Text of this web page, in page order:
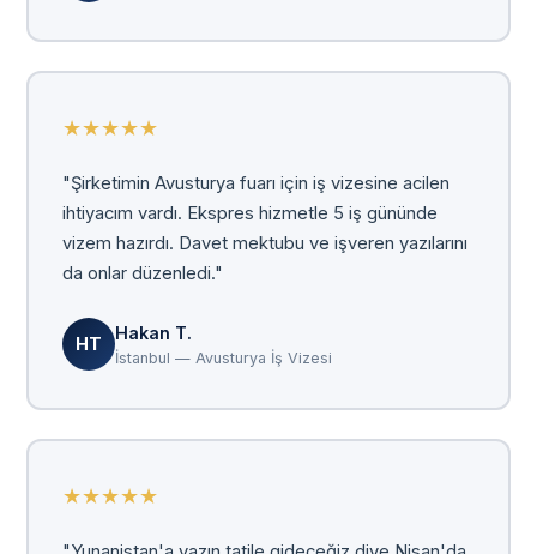
★★★★★
"Şirketimin Avusturya fuarı için iş vizesine acilen
ihtiyacım vardı. Ekspres hizmetle 5 iş gününde
vizem hazırdı. Davet mektubu ve işveren yazılarını
da onlar düzenledi."
HT
Hakan T.
İstanbul — Avusturya İş Vizesi
★★★★★